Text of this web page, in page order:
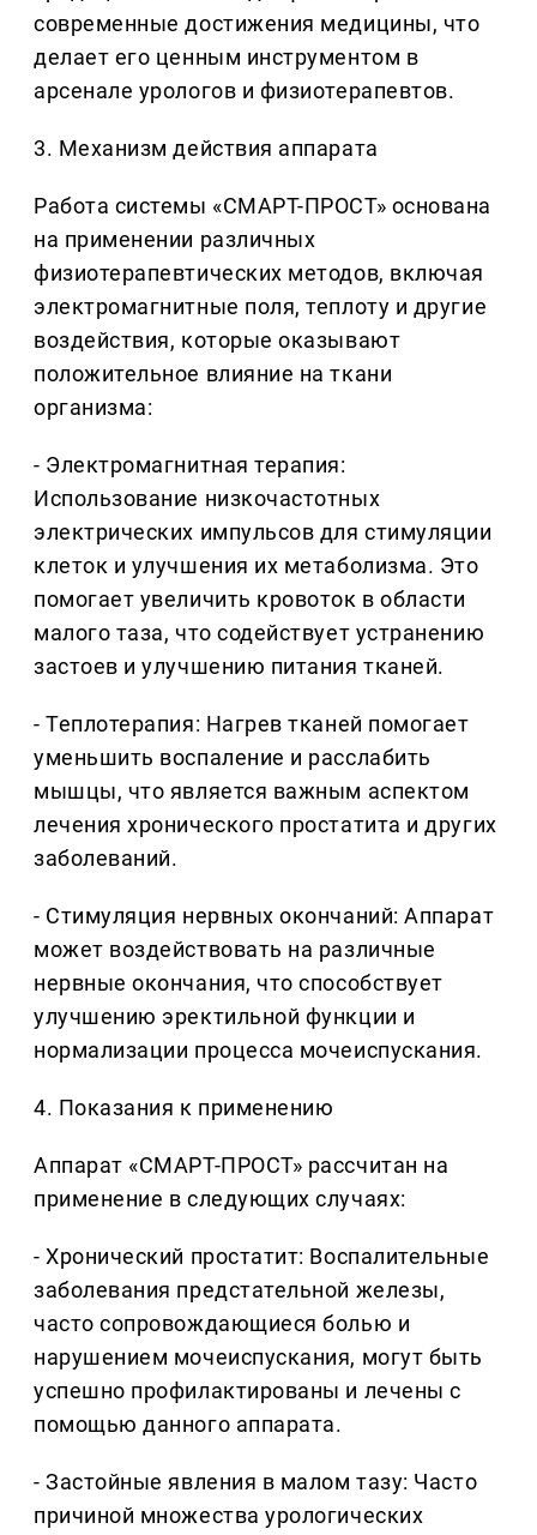
современные достижения медицины, что
делает его ценным инструментом в
арсенале урологов и физиотерапевтов.
3. Механизм действия аппарата
Работа системы «СМАРТ-ПРОСТ» основана
на применении различных
физиотерапевтических методов, включая
электромагнитные поля, теплоту и другие
воздействия, которые оказывают
положительное влияние на ткани
организма:
- Электромагнитная терапия:
Использование низкочастотных
электрических импульсов для стимуляции
клеток и улучшения их метаболизма. Это
помогает увеличить кровоток в области
малого таза, что содействует устранению
застоев и улучшению питания тканей.
- Теплотерапия: Нагрев тканей помогает
уменьшить воспаление и расслабить
мышцы, что является важным аспектом
лечения хронического простатита и других
заболеваний.
- Стимуляция нервных окончаний: Аппарат
может воздействовать на различные
нервные окончания, что способствует
улучшению эректильной функции и
нормализации процесса мочеиспускания.
4. Показания к применению
Аппарат «СМАРТ-ПРОСТ» рассчитан на
применение в следующих случаях:
- Хронический простатит: Воспалительные
заболевания предстательной железы,
часто сопровождающиеся болью и
нарушением мочеиспускания, могут быть
успешно профилактированы и лечены с
помощью данного аппарата.
- Застойные явления в малом тазу: Часто
причиной множества урологических